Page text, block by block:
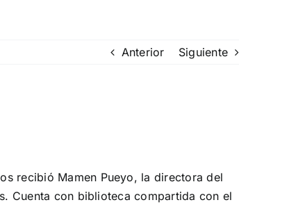
Anterior Siguiente
recibió Mamen Pueyo, la directora del
Cuenta con biblioteca compartida con el